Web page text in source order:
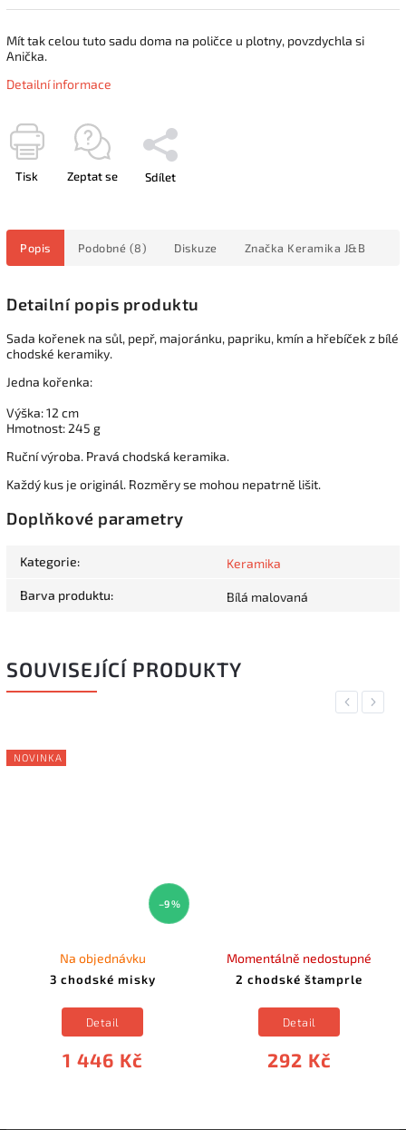
Mít tak celou tuto sadu doma na poličce u plotny, povzdychla si
Anička.
Detailní informace
Tisk Zeptat se Sdílet
Popis Podobné (8) Diskuze Značka Keramika J&B
Detailní popis produktu
Sada kořenek na sůl, pepř, majoránku, papriku, kmín a hřebíček z bílé
chodské keramiky.
Jedna kořenka:
Výška: 12 cm
Hmotnost: 245 g
Ruční výroba. Pravá chodská keramika.
Každý kus je originál. Rozměry se mohou nepatrně lišit.
Doplňkové parametry
Kategorie: Keramika
Barva produktu: Bílá malovaná
SOUVISEJÍCÍ PRODUKTY
Previous
NOVINKA
–9 %
3 chodské misky
Na objednávku
1 446 Kč
Detail
2 chodské štamprle
Momentálně nedostupné
292 Kč
Detail
Next